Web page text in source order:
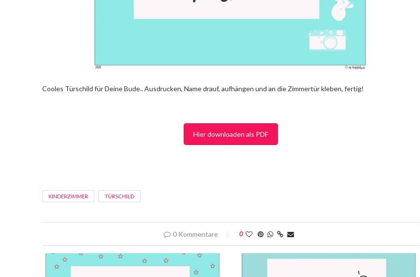
Cooles Türschild für Deine Bude.. Ausdrucken, Name drauf, aufhängen und an die Zimmertür kleben, fertig!
Hier downloaden als PDF
KINDERZIMMER TÜRSCHILD
0 Kommentare 0